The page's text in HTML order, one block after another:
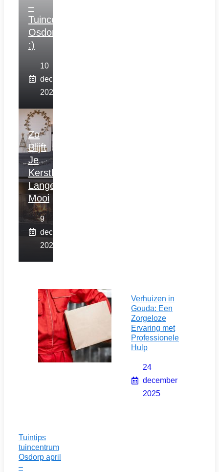
–
Tuincentrum
Osdorp
:)
10
december
2025
Zo
Blijft
Je
Kerstboom
Langer
Mooi
9
december
2025
Verhuizen in
Gouda: Een
Zorgeloze
Ervaring met
Professionele
Hulp
24
december
2025
Tuintips
tuincentrum
Osdorp april
–